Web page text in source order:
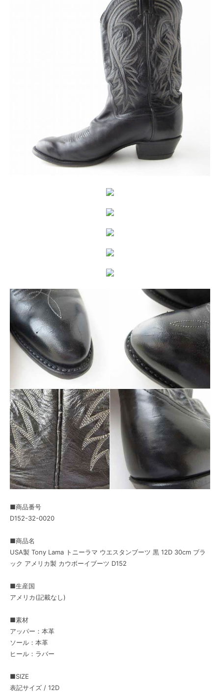
■商品番号
D152-32-0020
■商品名
USA製 Tony Lama トニーラマ ウエスタンブーツ 黒 12D 30cm ブラ
ック アメリカ製 カウボーイブーツ D152
■生産国
アメリカ(記載なし)
■素材
アッパー：本革
ソール：本革
ヒール：ラバー
■SIZE
表記サイズ / 12D